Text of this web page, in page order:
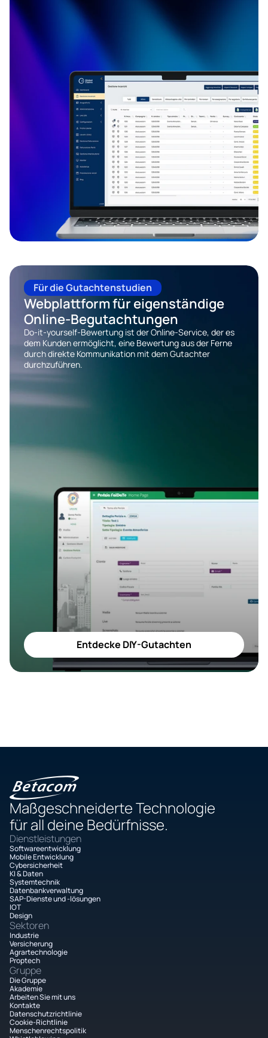
Entdecken Sie Global Claims
Für die Gutachtenstudien
Webplattform für eigenständige
Online-Begutachtungen
Do-it-yourself-Bewertung ist der Online-Service, der es
dem Kunden ermöglicht, eine Bewertung aus der Ferne
durch direkte Kommunikation mit dem Gutachter
durchzuführen.
Entdecke DIY-Gutachten
Maßgeschneiderte Technologie
für all deine Bedürfnisse.
Dienstleistungen
Softwareentwicklung
Mobile Entwicklung
Cybersicherheit
KI & Daten
Systemtechnik
Datenbankverwaltung
SAP-Dienste und -lösungen
IOT
Design
Sektoren
Industrie
Versicherung
Agrartechnologie
Proptech
Gruppe
Die Gruppe
Akademie
Arbeiten Sie mit uns
Kontakte
Datenschutzrichtlinie
Cookie-Richtlinie
Menschenrechtspolitik